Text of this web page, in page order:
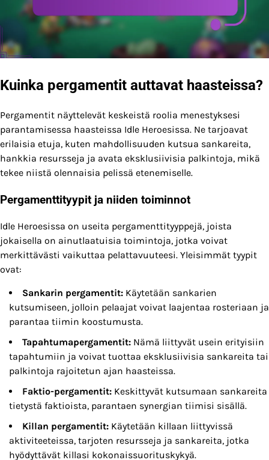
Kuinka pergamentit auttavat haasteissa?
Pergamentit näyttelevät keskeistä roolia menestyksesi
parantamisessa haasteissa Idle Heroesissa. Ne tarjoavat
erilaisia etuja, kuten mahdollisuuden kutsua sankareita,
hankkia resursseja ja avata eksklusiivisia palkintoja, mikä
tekee niistä olennaisia pelissä etenemiselle.
Pergamenttityypit ja niiden toiminnot
Idle Heroesissa on useita pergamenttityyppejä, joista
jokaisella on ainutlaatuisia toimintoja, jotka voivat
merkittävästi vaikuttaa pelattavuuteesi. Yleisimmät tyypit
ovat:
Sankarin pergamentit: Käytetään sankarien
kutsumiseen, jolloin pelaajat voivat laajentaa rosteriaan ja
parantaa tiimin koostumusta.
Tapahtumapergamentit: Nämä liittyvät usein erityisiin
tapahtumiin ja voivat tuottaa eksklusiivisia sankareita tai
palkintoja rajoitetun ajan haasteissa.
Faktio-pergamentit: Keskittyvät kutsumaan sankareita
tietystä faktioista, parantaen synergian tiimisi sisällä.
Killan pergamentit: Käytetään killaan liittyvissä
aktiviteeteissa, tarjoten resursseja ja sankareita, jotka
hyödyttävät killasi kokonaissuorituskykyä.